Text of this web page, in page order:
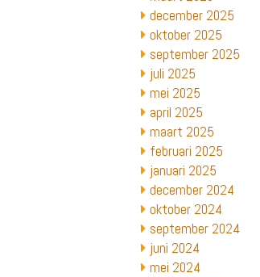
december 2025
oktober 2025
september 2025
juli 2025
mei 2025
april 2025
maart 2025
februari 2025
januari 2025
december 2024
oktober 2024
september 2024
juni 2024
mei 2024